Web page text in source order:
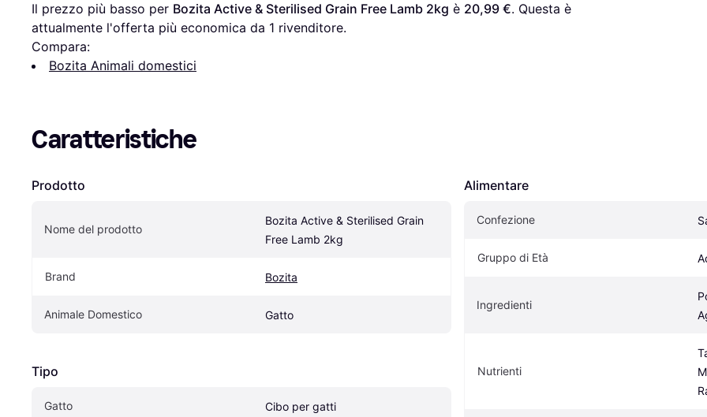
Il prezzo più basso per Bozita Active & Sterilised Grain Free Lamb 2kg è 20,99 €. Questa è
attualmente l'offerta più economica da 1 rivenditore.
Compara:
Bozita Animali domestici
Caratteristiche
Prodotto
Nome del prodotto
Bozita Active & Sterilised Grain
Free Lamb 2kg
Brand Bozita
Animale Domestico Gatto
Tipo
Gatto Cibo per gatti
Alimentare
Confezione
Gruppo di Età
Ingredienti
Nutrienti